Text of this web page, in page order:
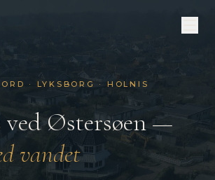
· LYKSBORG · HOLNIS
ved Østersøen —
vandet